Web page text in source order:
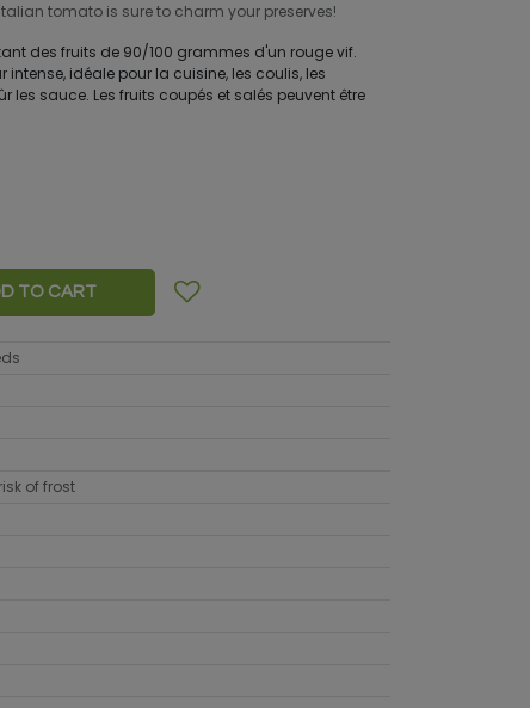
tomato is sure to charm your preserves!
des fruits de 90/100 grammes d'un rouge vif.
intense, idéale pour la cuisine, les coulis, les
les sauce. Les fruits coupés et salés peuvent être
TO CART
of frost